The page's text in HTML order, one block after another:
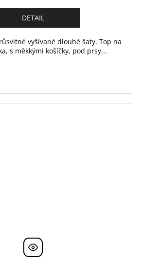
DETAIL
vyšívané dlouhé šaty. Top na
s měkkými košíčky, pod prsy...